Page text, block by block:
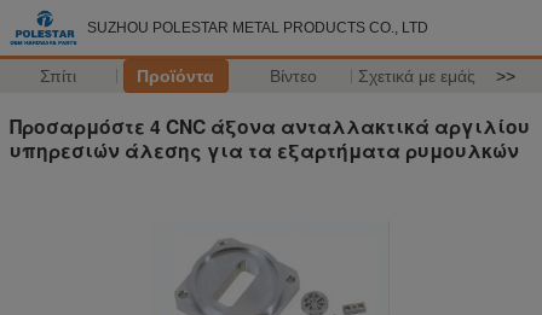
SUZHOU POLESTAR METAL PRODUCTS CO., LTD
Σπίτι Προϊόντα Βίντεο Σχετικά με εμάς >>
Προσαρμόστε 4 CNC άξονα ανταλλακτικά αργιλίου
υπηρεσιών άλεσης για τα εξαρτήματα ρυμουλκών